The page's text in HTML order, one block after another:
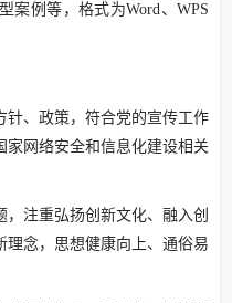
案例等，格式为Word、WPS
针、政策，符合党的宣传工作
网络安全和信息化建设相关
，注重弘扬创新文化、融入创
念，思想健康向上、通俗易